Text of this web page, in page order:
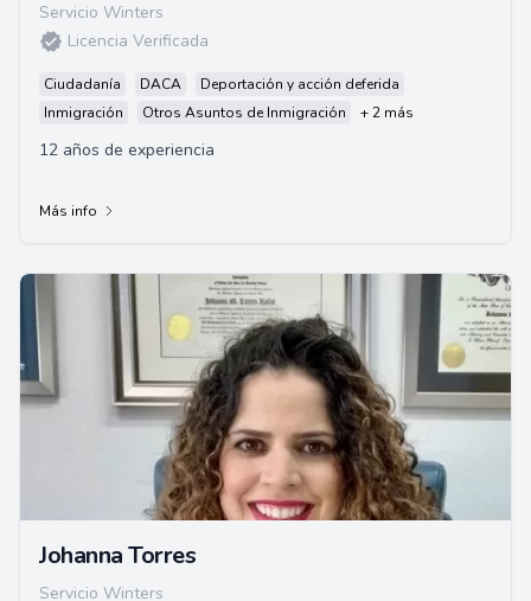
Servicio Winters
Licencia Verificada
Ciudadanía DACA
Deportación y acción deferida
Inmigración
Otros Asuntos de Inmigración + 2 más
12 años de experiencia
Más info
Johanna Torres
Servicio Winters